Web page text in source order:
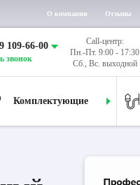
О компании Отзывы
109-66-00
звонок
Call-центр:
Пн.-Пт. 9:00 - 17:30
Сб., Вс. выходной
Комплектующие